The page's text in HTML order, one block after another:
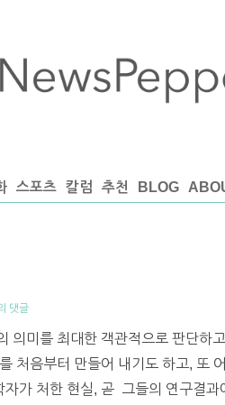
스포츠 칼럼 추천 BLOG
댓글
의미를 최대한 객관적으로 판단
처음부터 만들어 내기도 하고, 또
가 처한 현실, 곧 그들의 연구결